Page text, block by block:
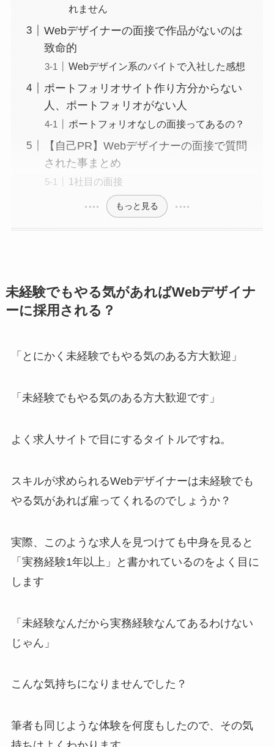
れません
Webデザイナーの面接で作品がないのは
致命的
Webデザイン系のバイトで入社した感想
ポートフォリオサイト作り方分からない
人、ポートフォリオがない人
ポートフォリオなしの面接ってあるの？
【自己PR】Webデザイナーの面接で質問
された事まとめ
1社目の面接
もっと見る
未経験でもやる気があればWebデザイナ
ーに採用される？
「とにかく未経験でもやる気のある方大歓迎」
「未経験でもやる気のある方大歓迎です」
よく求人サイトで目にするタイトルですね。
スキルが求められるWebデザイナーは未経験でも
やる気があれば雇ってくれるのでしょうか？
実際、このような求人を見つけても中身を見ると
「実務経験1年以上」と書かれているのをよく目に
します
「未経験なんだから実務経験なんてあるわけない
じゃん」
こんな気持ちになりませんでした？
筆者も同じような体験を何度もしたので、その気